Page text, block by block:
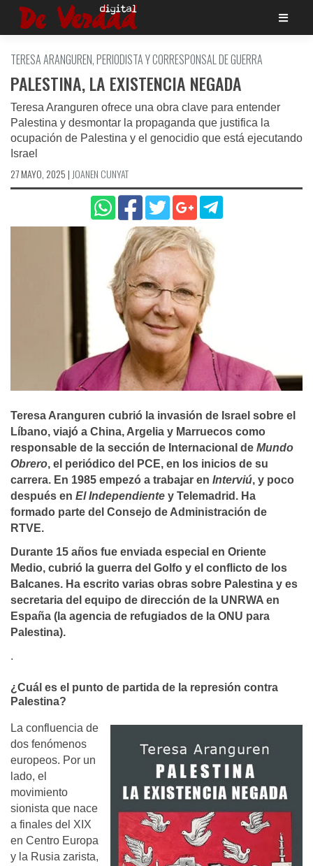
Saltar
TERESA ARANGUREN, PERIODISTA Y CORRESPONSAL DE GUERRA
PALESTINA, LA EXISTENCIA NEGADA
Teresa Aranguren ofrece una obra clave para entender
Palestina y desmontar la propaganda que justifica la
ocupación de Palestina y el genocidio que está ejecutando
Israel
27 MAYO, 2025 | JOANEN CUNYAT
Teresa Aranguren cubrió la invasión de Israel sobre el
Líbano, viajó a China, Argelia y Marruecos como
responsable de la sección de Internacional de Mundo
Obrero, el periódico del PCE, en los inicios de su
carrera. En 1985 empezó a trabajar en Interviú, y poco
después en El Independiente y Telemadrid. Ha
formado parte del Consejo de Administración de
RTVE.
Durante 15 años fue enviada especial en Oriente
Medio, cubrió la guerra del Golfo y el conflicto de los
Balcanes. Ha escrito varias obras sobre Palestina y es
secretaria del equipo de dirección de la UNRWA en
España (la agencia de refugiados de la ONU para
Palestina).
.
¿Cuál es el punto de partida de la represión contra
Palestina?
La confluencia de
dos fenómenos
europeos. Por un
lado, el
movimiento
sionista que nace
a finales del XIX
en Centro Europa
y la Rusia zarista,